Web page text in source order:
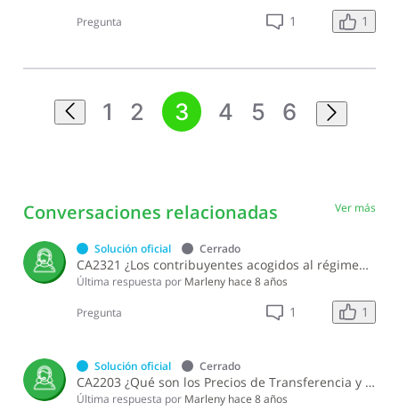
Pregunta 1 1
1 2 3 4 5 6
Conversaciones relacionadas Ver más
Solución oficial Cerrado
CA2321 ¿Los contribuyentes acogidos al régimen de zonas francas deben cumplir con las declaraciones de los precios de transferencia?
Última respuesta por Marleny hace 8 años
Pregunta 1 1
Solución oficial Cerrado
CA2203 ¿Qué son los Precios de Transferencia y cómo puedo consultar si estoy sujeto a esta regulación?
Última respuesta por Marleny hace 8 años